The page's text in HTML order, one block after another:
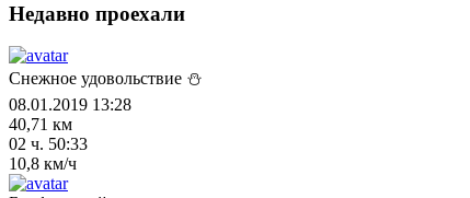
Недавно проехали
Снежное удовольствие ⛄
08.01.2019 13:28
40,71 км
02 ч. 50:33
10,8 км/ч